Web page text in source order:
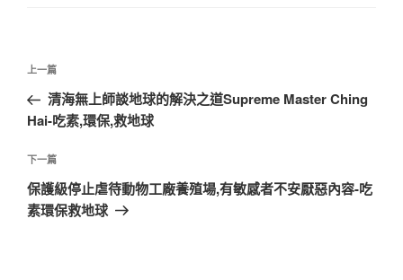
上一篇
清海無上師談地球的解決之道Supreme Master Ching
Hai-吃素,環保,救地球
下一篇
保護級停止虐待動物工廠養殖場,有敏感者不安厭惡內容-吃
素環保救地球